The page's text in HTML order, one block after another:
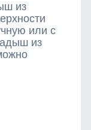
из
или с
из